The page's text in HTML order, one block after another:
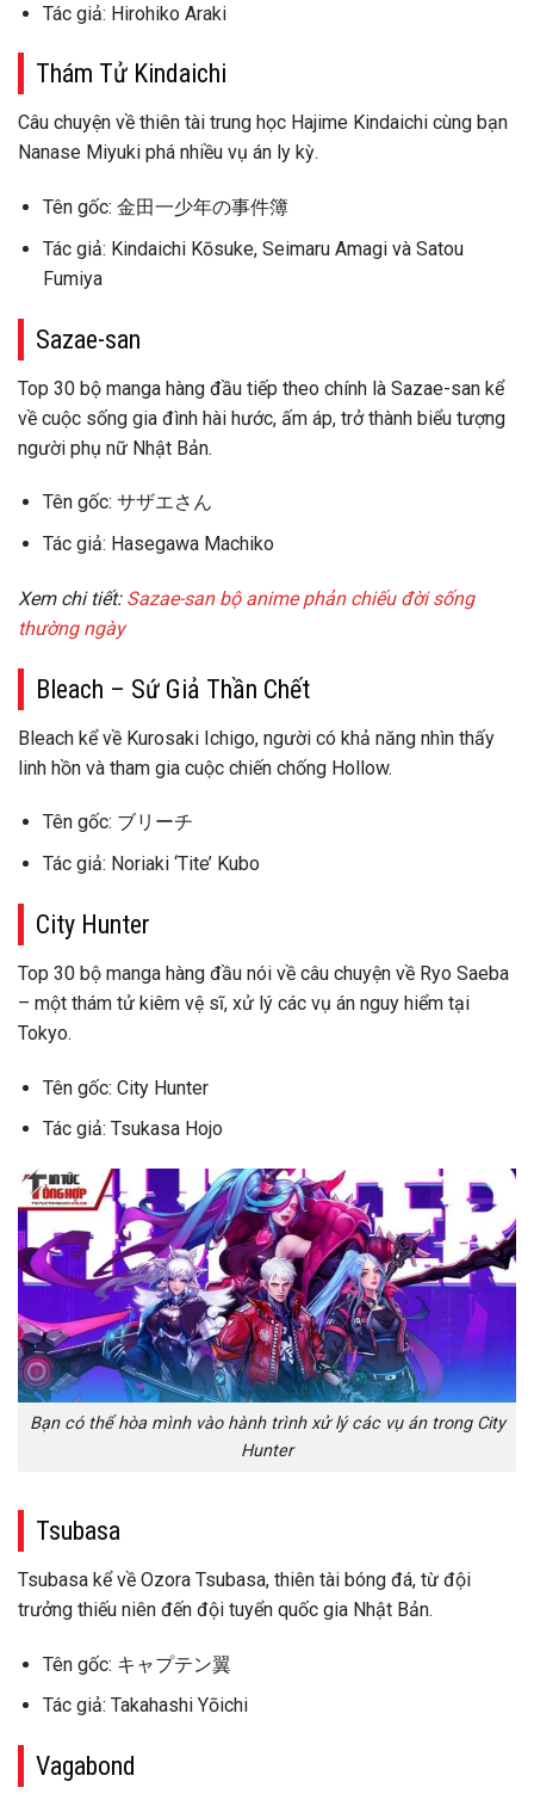
Tác giả: Hirohiko Araki
Thám Tử Kindaichi
Câu chuyện về thiên tài trung học Hajime Kindaichi cùng bạn
Nanase Miyuki phá nhiều vụ án ly kỳ.
Tên gốc: 金田一少年の事件簿
Tác giả: Kindaichi Kōsuke, Seimaru Amagi và Satou
Fumiya
Sazae-san
Top 30 bộ manga hàng đầu tiếp theo chính là Sazae-san kể
về cuộc sống gia đình hài hước, ấm áp, trở thành biểu tượng
người phụ nữ Nhật Bản.
Tên gốc: サザエさん
Tác giả: Hasegawa Machiko
Xem chi tiết: Sazae-san bộ anime phản chiếu đời sống
thường ngày
Bleach – Sứ Giả Thần Chết
Bleach kể về Kurosaki Ichigo, người có khả năng nhìn thấy
linh hồn và tham gia cuộc chiến chống Hollow.
Tên gốc: ブリーチ
Tác giả: Noriaki ‘Tite’ Kubo
City Hunter
Top 30 bộ manga hàng đầu nói về câu chuyện về Ryo Saeba
– một thám tử kiêm vệ sĩ, xử lý các vụ án nguy hiểm tại
Tokyo.
Tên gốc: City Hunter
Tác giả: Tsukasa Hojo
Bạn có thể hòa mình vào hành trình xử lý các vụ án trong City
Hunter
Tsubasa
Tsubasa kể về Ozora Tsubasa, thiên tài bóng đá, từ đội
trưởng thiếu niên đến đội tuyển quốc gia Nhật Bản.
Tên gốc: キャプテン翼
Tác giả: Takahashi Yōichi
Vagabond